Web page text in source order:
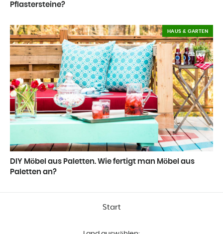
Pflastersteine?
DIY Möbel aus Paletten. Wie fertigt man Möbel aus
Paletten an?
HAUS & GARTEN
Start